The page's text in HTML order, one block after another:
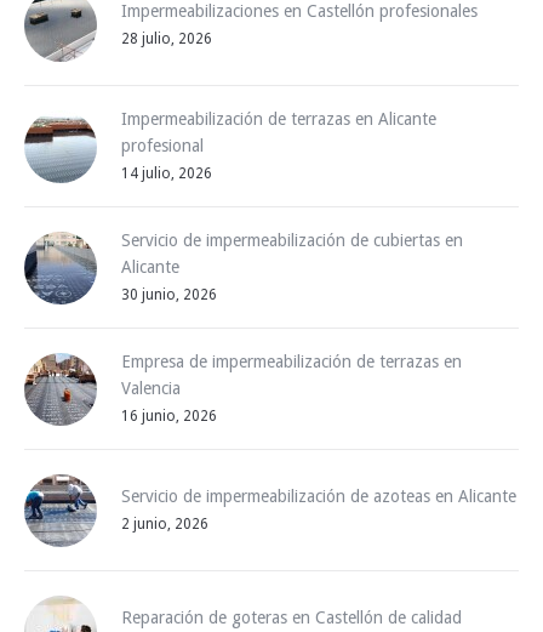
Impermeabilizaciones en Castellón profesionales
28 julio, 2026
Impermeabilización de terrazas en Alicante
profesional
14 julio, 2026
Servicio de impermeabilización de cubiertas en
Alicante
30 junio, 2026
Empresa de impermeabilización de terrazas en
Valencia
16 junio, 2026
Servicio de impermeabilización de azoteas en Alicante
2 junio, 2026
Reparación de goteras en Castellón de calidad